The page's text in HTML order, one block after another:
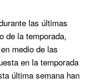
las últimas
de la temporada,
medio de las
en la temporada
última semana han